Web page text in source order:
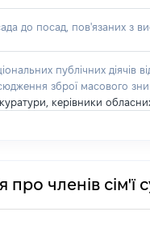
до посад, пов'язаних з
публічних діячів
зброї масового
керівники
про членів сім'ї